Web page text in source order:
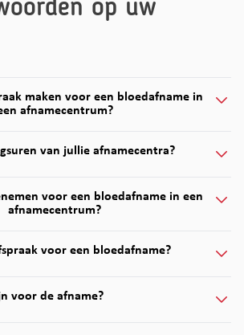
op uw
maken voor een bloedafname in
afnamecentrum?
van jullie afnamecentra?
voor een bloedafname in een
afnamecentrum?
voor een bloedafname?
voor de afname?